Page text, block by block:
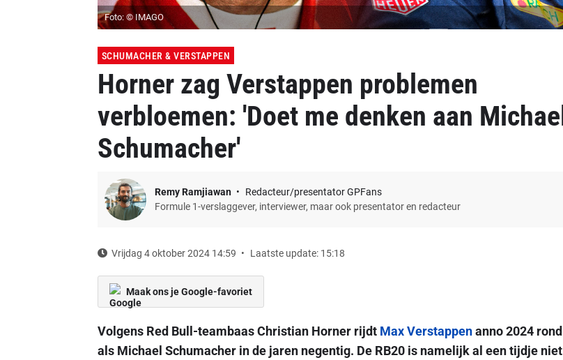
Foto: © IMAGO
SCHUMACHER & VERSTAPPEN
Horner zag Verstappen problemen
verbloemen: 'Doet me denken aan Michael
Schumacher'
Remy Ramjiawan
Redacteur/presentator GPFans
Formule 1-verslaggever, interviewer, maar ook presentator en redacteur
Vrijdag 4 oktober 2024 14:59 Laatste update: 15:18
Maak ons je Google-favoriet
Volgens Red Bull-teambaas Christian Horner rijdt Max Verstappenanno 2024 rond
als Michael Schumacher in de jaren negentig. De RB20 is namelijk al een tijdje niet